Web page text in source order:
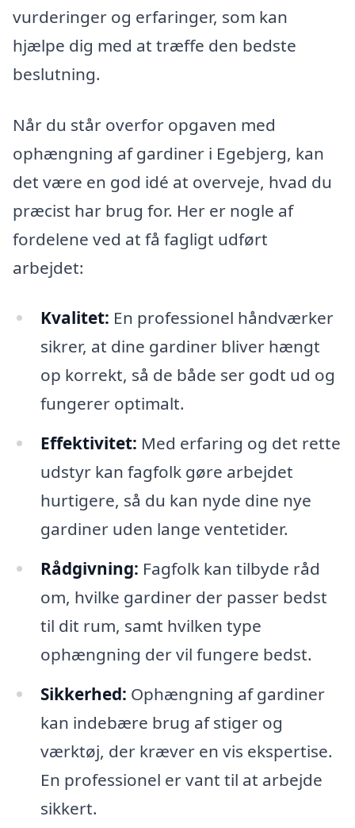
vurderinger og erfaringer, som kan
hjælpe dig med at træffe den bedste
beslutning.
Når du står overfor opgaven med
ophængning af gardiner i Egebjerg, kan
det være en god idé at overveje, hvad du
præcist har brug for. Her er nogle af
fordelene ved at få fagligt udført
arbejdet:
Kvalitet: En professionel håndværker
sikrer, at dine gardiner bliver hængt
op korrekt, så de både ser godt ud og
fungerer optimalt.
Effektivitet: Med erfaring og det rette
udstyr kan fagfolk gøre arbejdet
hurtigere, så du kan nyde dine nye
gardiner uden lange ventetider.
Rådgivning: Fagfolk kan tilbyde råd
om, hvilke gardiner der passer bedst
til dit rum, samt hvilken type
ophængning der vil fungere bedst.
Sikkerhed: Ophængning af gardiner
kan indebære brug af stiger og
værktøj, der kræver en vis ekspertise.
En professionel er vant til at arbejde
sikkert.